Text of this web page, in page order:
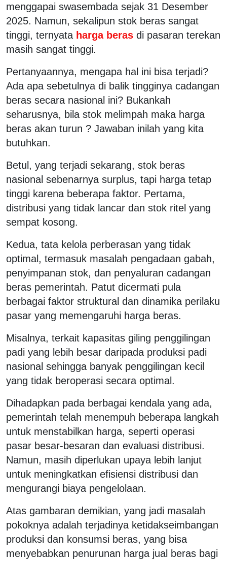
menggapai swasembada sejak 31 Desember
2025. Namun, sekalipun stok beras sangat
tinggi, ternyata harga beras di pasaran terekan
masih sangat tinggi.
Pertanyaannya, mengapa hal ini bisa terjadi?
Ada apa sebetulnya di balik tingginya cadangan
beras secara nasional ini? Bukankah
seharusnya, bila stok melimpah maka harga
beras akan turun ? Jawaban inilah yang kita
butuhkan.
Betul, yang terjadi sekarang, stok beras
nasional sebenarnya surplus, tapi harga tetap
tinggi karena beberapa faktor. Pertama,
distribusi yang tidak lancar dan stok ritel yang
sempat kosong.
Kedua, tata kelola perberasan yang tidak
optimal, termasuk masalah pengadaan gabah,
penyimpanan stok, dan penyaluran cadangan
beras pemerintah. Patut dicermati pula
berbagai faktor struktural dan dinamika perilaku
pasar yang memengaruhi harga beras.
Misalnya, terkait kapasitas giling penggilingan
padi yang lebih besar daripada produksi padi
nasional sehingga banyak penggilingan kecil
yang tidak beroperasi secara optimal.
Dihadapkan pada berbagai kendala yang ada,
pemerintah telah menempuh beberapa langkah
untuk menstabilkan harga, seperti operasi
pasar besar-besaran dan evaluasi distribusi.
Namun, masih diperlukan upaya lebih lanjut
untuk meningkatkan efisiensi distribusi dan
mengurangi biaya pengelolaan.
Atas gambaran demikian, yang jadi masalah
pokoknya adalah terjadinya ketidakseimbangan
produksi dan konsumsi beras, yang bisa
menyebabkan penurunan harga jual beras bagi